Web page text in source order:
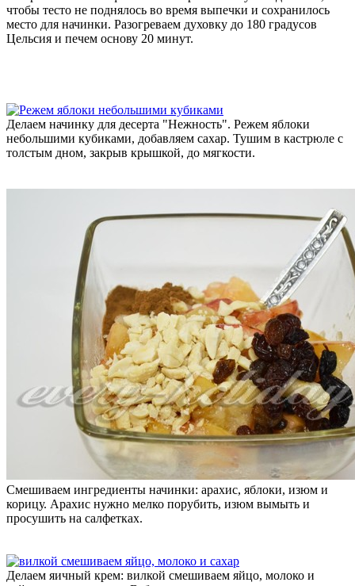
чтобы тесто не поднялось во время выпечки и сохранилось
место для начинки. Разогреваем духовку до 180 градусов
Цельсия и печем основу 20 минут.
Делаем начинку для десерта "Нежность". Режем яблоки
небольшими кубиками, добавляем сахар. Тушим в кастрюле с
толстым дном, закрыв крышкой, до мягкости.
Смешиваем ингредиенты начинки: арахис, яблоки, изюм и
корицу. Арахис нужно мелко порубить, изюм вымыть и
просушить на салфетках.
Делаем яичный крем: вилкой смешиваем яйцо, молоко и